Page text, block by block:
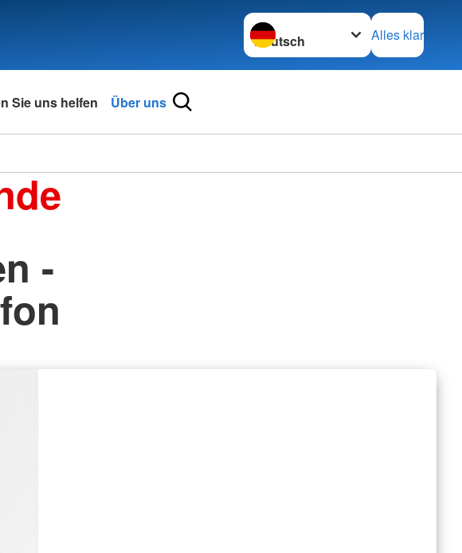
Sprache wechseln zu
Alles klar
Sie uns helfen Über uns
-